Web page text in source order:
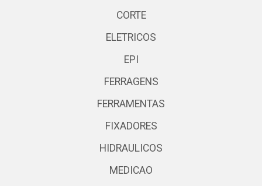
CORTE
ELETRICOS
EPI
FERRAGENS
FERRAMENTAS
FIXADORES
HIDRAULICOS
MEDICAO